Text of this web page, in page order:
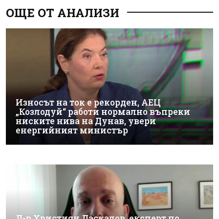
ОЩЕ ОТ АНАЛИЗИ
Износът на ток е рекорден, АЕЦ
„Козлодуй“ работи нормално въпреки
ниските нива на Дунав, увери
енергийният министър